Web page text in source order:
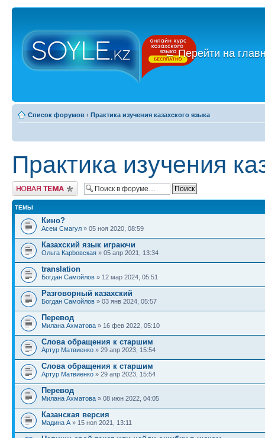
←Перейти на
Список форумов ‹ Практика изучения казахского языка
Практика изучения
Новая тема
ТЕМЫ
Кино?
Асем Смагул » 05 ноя 2020, 08:59
Казахский язык играючи
Ольга Карbовская » 05 апр 2021, 13:34
translation
Богдан Самойлов » 12 мар 2024, 05:51
Разговорный казахский
Богдан Самойлов » 03 янв 2024, 05:57
Перевод
Милана Ахматова » 16 фев 2022, 05:10
Слова обращения к старшим
Артур Матвиенко » 29 апр 2023, 15:54
Слова обращения к старшим
Артур Матвиенко » 29 апр 2023, 15:54
Перевод
Милана Ахматова » 08 июн 2022, 04:05
Казанская версия
Мадина A » 15 ноя 2021, 13:11